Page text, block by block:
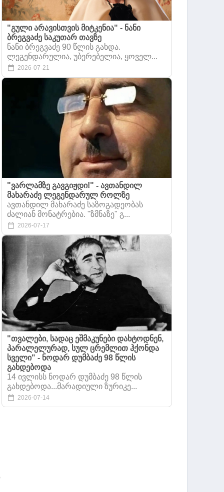
"გული არავისთვის მიტკენია" - ნანი
ბრეგვაძე საკუთარ თავზე
ნანი ბრეგვაძე 90 წლის გახდა.
ლეგენდარულია, უბერებელია, ყოველ...
2026-07-21
"ვარლამზე გავგიჟდი!" - ავთანდილ
მახარაძე ლეგენდარულ როლზე
ავთანდილ მახარაძე საზოგადეობას
ძალიან მონატრებია. "ზმნაზე" გ...
2026-07-17
"თვალები, სადაც ეშმაკუნები დახტოდნენ,
პარალელურად, სულ ცრემლით ჰქონდა
სველი" - ნოდარ დუმბაძე 98 წლის
გახდებოდა
14 ივლისს ნოდარ დუმბაძე 98 წლის
გახდებოდა...მარადიული ზურიკე...
2026-07-14